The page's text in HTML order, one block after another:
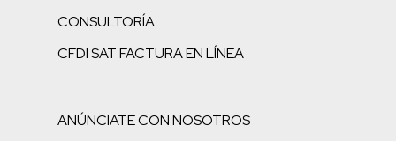
CONSULTORÍA
CFDI SAT FACTURA EN LÍNEA
ANÚNCIATE CON NOSOTROS